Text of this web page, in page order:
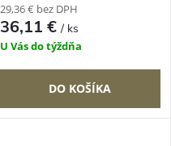
29,36 € bez DPH
36,11 €/ ks
U Vás do týždňa
DO KOŠÍKA